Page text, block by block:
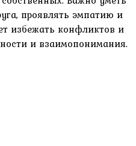
проявлять эмпатию и
избежать конфликтов и
и взаимопонимания.